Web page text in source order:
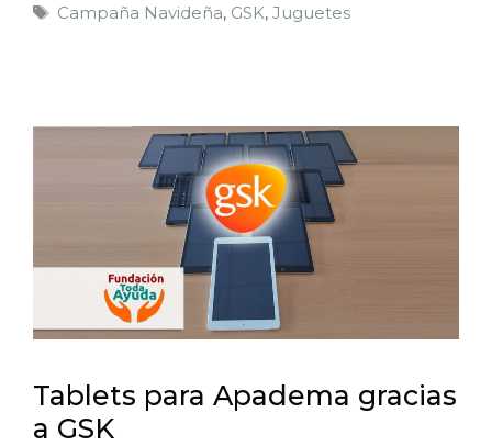
Campaña Navideña, GSK, Juguetes
Tablets para Apadema gracias
a GSK